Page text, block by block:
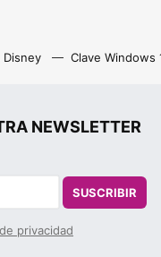
Disney Clave Windows
NEWSLETTER
SUSCRIBIR
privacidad